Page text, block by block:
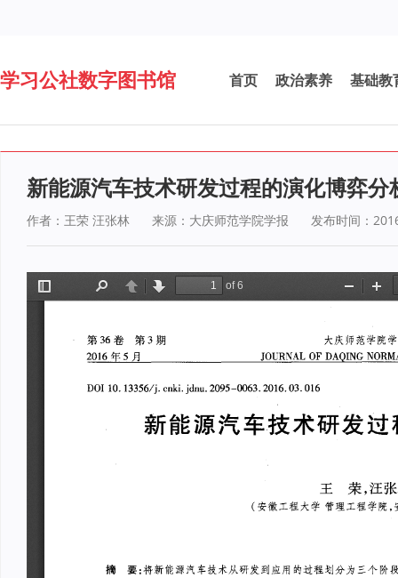
学习公社数字图书馆 首页 政治素养 基础教
新能源汽车技术研发过程的演化博弈分
作者：王荣 汪张林 来源：大庆师范学院学报 发布时间：